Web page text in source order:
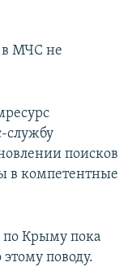
в МЧС не
службу
поисков
в компетентные
по Крыму пока
поводу.